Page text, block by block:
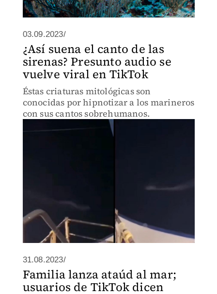
03.09.2023/
¿Así suena el canto de las
sirenas? Presunto audio se
vuelve viral en TikTok
Éstas criaturas mitológicas son
conocidas por hipnotizar a los marineros
con sus cantos sobrehumanos.
31.08.2023/
Familia lanza ataúd al mar;
usuarios de TikTok dicen